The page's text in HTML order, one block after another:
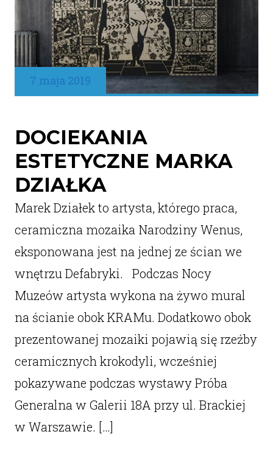
7 maja 2019
DOCIEKANIA
ESTETYCZNE MARKA
DZIAŁKA
Marek Działek to artysta, którego praca,
ceramiczna mozaika Narodziny Wenus,
eksponowana jest na jednej ze ścian we
wnętrzu Defabryki. Podczas Nocy
Muzeów artysta wykona na żywo mural
na ścianie obok KRAMu. Dodatkowo obok
prezentowanej mozaiki pojawią się rzeźby
ceramicznych krokodyli, wcześniej
pokazywane podczas wystawy Próba
Generalna w Galerii 18A przy ul. Brackiej
w Warszawie. […]